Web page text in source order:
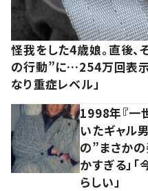
怪我をした4歳娘。直後
の行動”に…254万回表示
なり重症レベル」
1998年『一
いたギャル
の”まさかの
かすぎる」
らしい」